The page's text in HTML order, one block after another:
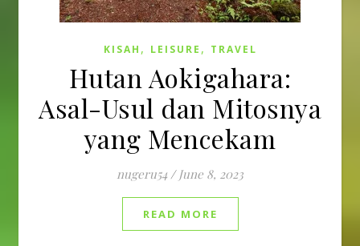
KISAH , LEISURE , TRAVEL
Hutan Aokigahara:
Asal-Usul dan Mitosnya
yang Mencekam
nugeru54 / June 8, 2023
READ MORE